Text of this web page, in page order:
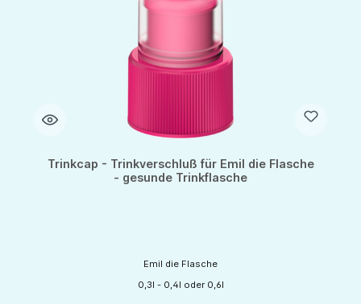
Trinkcap - Trinkverschluß für Emil die Flasche
- gesunde Trinkflasche
Emil die Flasche
0,3l - 0,4l oder 0,6l